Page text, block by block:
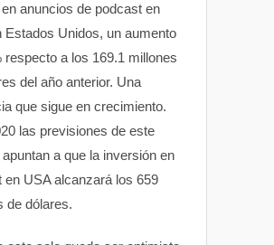
anuncios de podcast en
Estados Unidos, un aumento
respecto a los 169.1 millones
del año anterior. Una
que sigue en crecimiento.
las previsiones de este
a que la inversión en
en USA alcanzará los 659
de dólares.